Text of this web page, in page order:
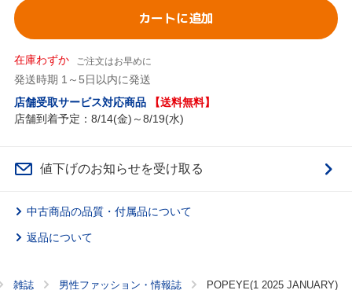
カートに追加
在庫わずか ご注文はお早めに
発送時期 1～5日以内に発送
店舗受取サービス対応商品
【送料無料】
店舗到着予定：8/14(金)～8/19(水)
値下げのお知らせを受け取る
中古商品の品質・付属品について
返品について
雑誌 男性ファッション・情報誌 POPEYE(1 2025 JANUARY)